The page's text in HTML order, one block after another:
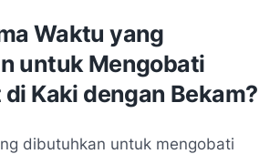
Waktu yang
untuk Mengobati
Kaki dengan Bekam?
dibutuhkan untuk mengobati